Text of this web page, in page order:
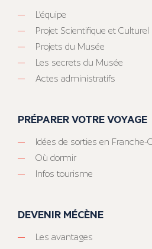
L’équipe
Projet Scientifique et Culturel
Projets du Musée
Les secrets du Musée
Actes administratifs
PRÉPARER VOTRE VOYAGE
Idées de sorties en Franche-
Où dormir
Infos tourisme
DEVENIR MÉCÈNE
Les avantages